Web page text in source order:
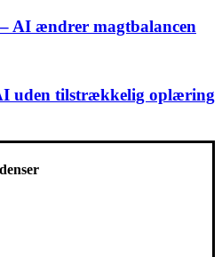
AI ændrer magtbalancen
uden tilstrækkelig oplæring